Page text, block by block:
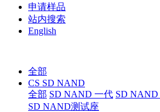
申请样品
站内搜索
English
全部
CS SD NAND
全部 SD NAND 一代 SD
SD NAND测试座